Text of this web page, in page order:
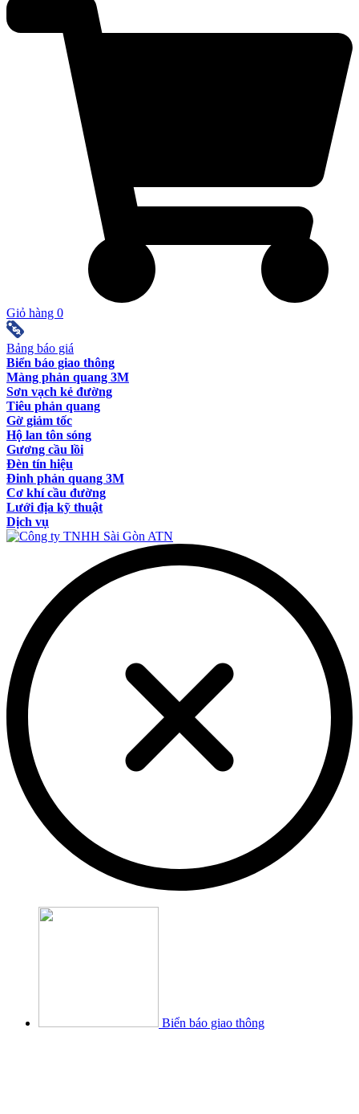
Giỏ hàng 0
Bảng báo giá
Biển báo giao thông
Màng phản quang 3M
Sơn vạch kẻ đường
Tiêu phản quang
Gờ giảm tốc
Hộ lan tôn sóng
Gương cầu lồi
Đèn tín hiệu
Đinh phản quang 3M
Cơ khí cầu đường
Lưới địa kỹ thuật
Dịch vụ
Biển báo giao thông